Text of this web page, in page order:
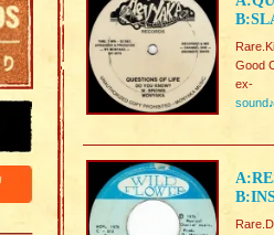
Good
ex-
sound♪